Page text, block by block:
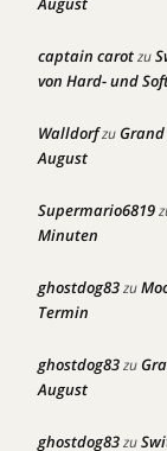
captain carotzu
von Hard- und
WalldorfzuGrand
August
Supermario6819
Minuten
ghostdog83zu
Termin
ghostdog83zu
August
ghostdog83zu